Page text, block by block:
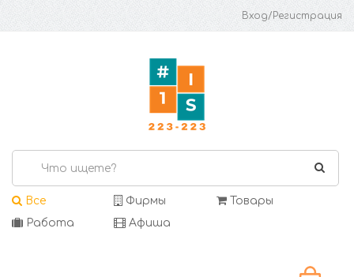
Вход/Регистрация
Все Фирмы
Товары
Работа
Афиша